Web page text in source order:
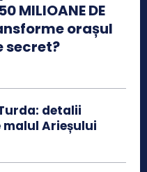
MILIOANE DE
orașul
secret?
detalii
malul Arieșului